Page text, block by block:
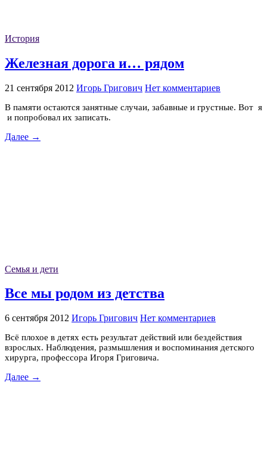
История
Железная дорога и… рядом
21 сентября 2012 Игорь Григович Нет комментариев
В памяти остаются занятные случаи, забавные и грустные. Вот я
и попробовал их записать.
Далее →
Семья и дети
Все мы родом из детства
6 сентября 2012 Игорь Григович Нет комментариев
Всё плохое в детях есть результат действий или бездействия
взрослых. Наблюдения, размышления и воспоминания детского
хирурга, профессора Игоря Григовича.
Далее →